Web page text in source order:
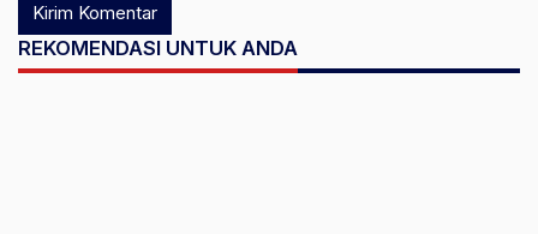
REKOMENDASI UNTUK ANDA